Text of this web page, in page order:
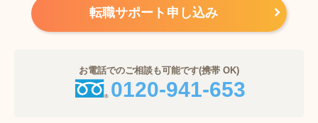
転職サポート申し込み
お電話でのご相談も可能です(携帯 OK)
0120-941-653